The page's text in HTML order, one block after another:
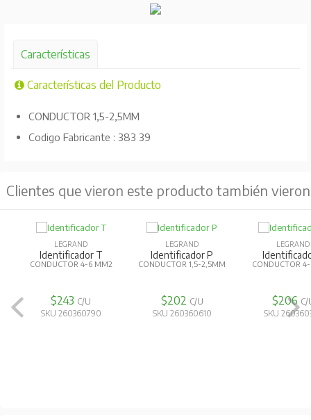
Características
Características del Producto
CONDUCTOR 1,5-2,5MM
Codigo Fabricante : 383 39
Clientes que vieron este producto también vieron
LEGRAND
Identificador 3
CONDUCTOR 4-6 MM2
$206C/U
SKU 260360330
LEGRAND
Identificador 8
CONDUCTOR 4-6 MM2
$206 C/U
SKU 260360380
LEGRAND
Riel Din
SIMETRICO -
$58.523
SKU